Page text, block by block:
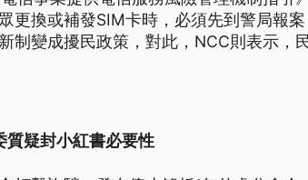
更換或補發SIM卡時，必須先到警局報
制變成擾民政策，對此，NCC則表示，
質疑封小紅書必要性